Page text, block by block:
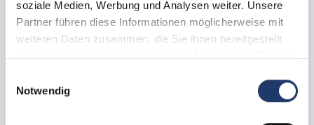
soziale Medien, Werbung und Analysen weiter. Unsere
Partner führen diese Informationen möglicherweise mit
weiteren Daten zusammen, die Sie ihnen bereitgestellt
haben oder die sie im Rahmen Ihrer Nutzung der Dienste
Notwendig
Sistemazioni e piazzole